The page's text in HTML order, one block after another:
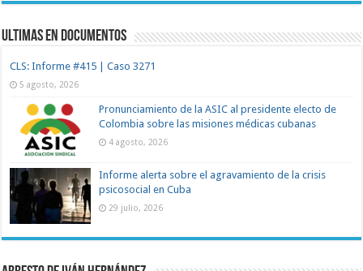
Ultimas en documentos
CLS: Informe #415 | Caso 3271
5 agosto, 2026
Pronunciamiento de la ASIC al presidente electo de
Colombia sobre las misiones médicas cubanas
4 agosto, 2026
Informe alerta sobre el agravamiento de la crisis
psicosocial en Cuba
29 julio, 2026